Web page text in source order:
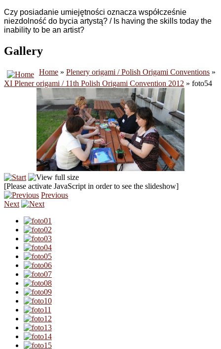
Czy posiadanie umiejętności oznacza współcześnie
niezdolność do bycia artystą? / Is having the skills today the
inability to be an artist?
Gallery
Home » Plenery origami / Polish Origami Conventions »
XI Plener origami / 11th Polish Origami Convention 2012 » foto54
[Please activate JavaScript in order to see the slideshow]
Previous
Next